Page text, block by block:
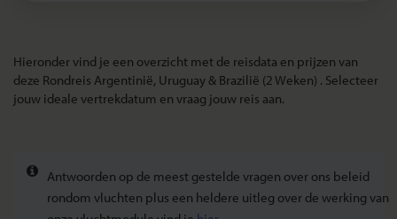
Hieronder vind je een overzicht met de reisdata en prijzen van
deze Rondreis Argentinië, Uruguay & Brazilië (2 Weken) . Selecteer
jouw ideale vertrekdatum en vraag jouw reis aan.
Antwoorden op de meest gestelde vragen over ons beleid
rondom vluchten plus een heldere uitleg over de werking van